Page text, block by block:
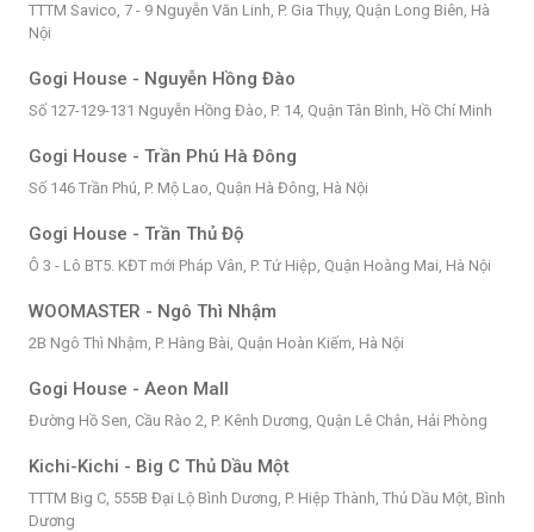
TTTM Savico, 7 - 9 Nguyễn Văn Linh, P. Gia Thụy, Quận Long Biên, Hà
Nội
Gogi House - Nguyễn Hồng Đào
Số 127-129-131 Nguyễn Hồng Đào, P. 14, Quận Tân Bình, Hồ Chí Minh
Gogi House - Trần Phú Hà Đông
Số 146 Trần Phú, P. Mộ Lao, Quận Hà Đông, Hà Nội
Gogi House - Trần Thủ Độ
Ô 3 - Lô BT5. KĐT mới Pháp Vân, P. Tứ Hiệp, Quận Hoàng Mai, Hà Nội
WOOMASTER - Ngô Thì Nhậm
2B Ngô Thì Nhậm, P. Hàng Bài, Quận Hoàn Kiếm, Hà Nội
Gogi House - Aeon Mall
Đường Hồ Sen, Cầu Rào 2, P. Kênh Dương, Quận Lê Chân, Hải Phòng
Kichi-Kichi - Big C Thủ Dầu Một
TTTM Big C, 555B Đại Lộ Bình Dương, P. Hiệp Thành, Thủ Dầu Một, Bình
Dương